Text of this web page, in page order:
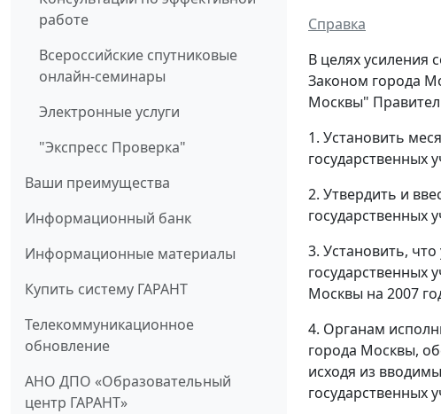
работе
Всероссийские спутниковые
онлайн-семинары
Электронные услуги
"Экспресс Проверка"
Ваши преимущества
Информационный банк
Информационные материалы
Купить систему ГАРАНТ
Телекоммуникационное
обновление
АНО ДПО «Образовательный
центр ГАРАНТ»
Справка
В целях усиления
Законом города
Москвы"
1. Установить
государственных
2. Утвердить и
государственных
3. Установить,
государственных
Москвы на 2007
4. Органам
города Москвы,
исходя из
государственных